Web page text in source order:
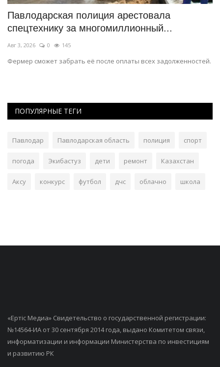
Павлодарская полиция арестовала
спецтехнику за многомиллионный...
Авг 3, 2026 0 145
Фермер сможет забрать её после оплаты всех задолженностей.
ПОПУЛЯРНЫЕ ТЕГИ
Павлодар Павлодарская область полиция спорт
погода Экибастуз дети ремонт Казахстан
Аксу конкурс футбол дчс облачно школа
«Ертiс Медиа» Свидетельство о государственной регистрации:
№14564-ИА от 30 сентября 2014 года, выдано Комитетом связи,
информатизации и информации Министерства по инвестициям
и развитию РК